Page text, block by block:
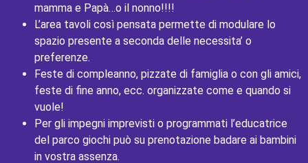
mamma e Papà…o il nonno!!!!
L’area tavoli così pensata permette di modulare lo
spazio presente a seconda delle necessita’ o
preferenze.
Feste di compleanno, pizzate di famiglia o con gli amici,
feste di fine anno, ecc. organizzate come e quando si
vuole!
Per gli impegni imprevisti o programmati l’educatrice
del parco giochi può su prenotazione badare ai bambini
in vostra assenza.